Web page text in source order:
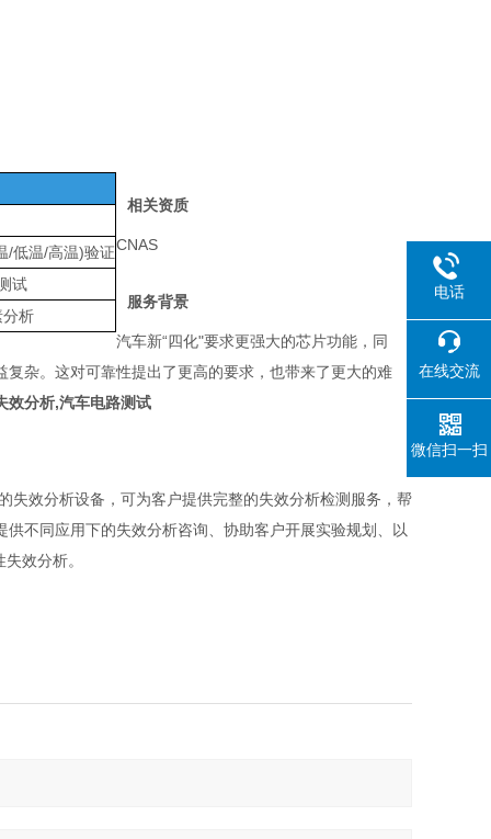
/低温/高温)验证
试
分析
相关资质
CNAS
服务背景
汽车新“四化"要求更强大的芯片功能，同
复杂。 这对可靠性提出了更高的要求，也带来了更大的难
效分析,汽车电路测试
失效分析设备，可为客户提供完整的失效分析检测服务，帮
供不同应⽤下的失效分析咨询、协助客户开展实验规划、以
失效分析。
电话
在线交流
微信扫一扫